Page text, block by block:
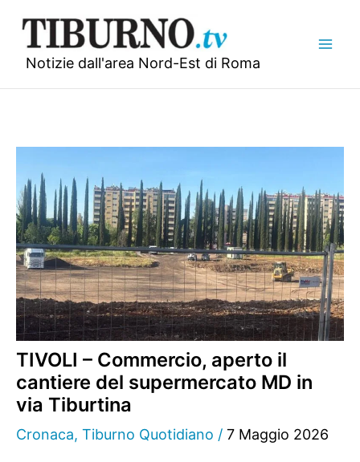
contenuto
Notizie dall'area Nord-Est di Roma
TIVOLI – Commercio, aperto il
cantiere del supermercato MD in
via Tiburtina
Cronaca, Tiburno Quotidiano / 7 Maggio 2026